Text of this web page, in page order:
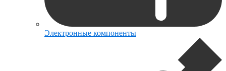
Электронные компоненты